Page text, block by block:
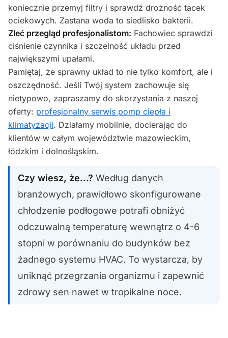
koniecznie przemyj filtry i sprawdź drożność tacek
ociekowych. Zastana woda to siedlisko bakterii.
Zleć przegląd profesjonalistom: Fachowiec sprawdzi
ciśnienie czynnika i szczelność układu przed
największymi upałami.
Pamiętaj, że sprawny układ to nie tylko komfort, ale i
oszczędność. Jeśli Twój system zachowuje się
nietypowo, zapraszamy do skorzystania z naszej
oferty: profesjonalny serwis pomp ciepła i
klimatyzacji. Działamy mobilnie, docierając do
klientów w całym województwie mazowieckim,
łódzkim i dolnośląskim.
Czy wiesz, że...? Według danych
branżowych, prawidłowo skonfigurowane
chłodzenie podłogowe potrafi obniżyć
odczuwalną temperaturę wewnątrz o 4-6
stopni w porównaniu do budynków bez
żadnego systemu HVAC. To wystarcza, by
uniknąć przegrzania organizmu i zapewnić
zdrowy sen nawet w tropikalne noce.